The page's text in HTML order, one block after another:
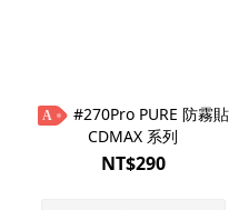
A
CDMAX 系列
NT$290